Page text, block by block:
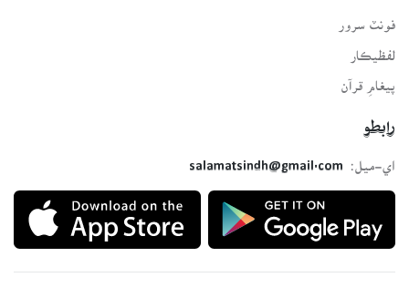
فونٽ سرور
لفظيڪار
پيغامِ قرآن
رابطو
اي-ميل:
salamatsindh@gmail.com